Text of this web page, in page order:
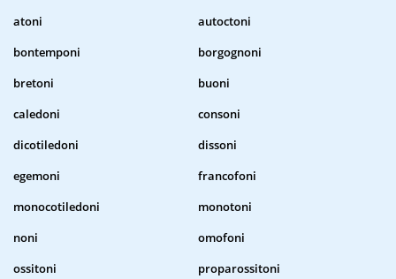
atoni
autoctoni
bontemponi
borgognoni
bretoni
buoni
caledoni
consoni
dicotiledoni
dissoni
egemoni
francofoni
monocotiledoni
monotoni
noni
omofoni
ossitoni
proparossitoni